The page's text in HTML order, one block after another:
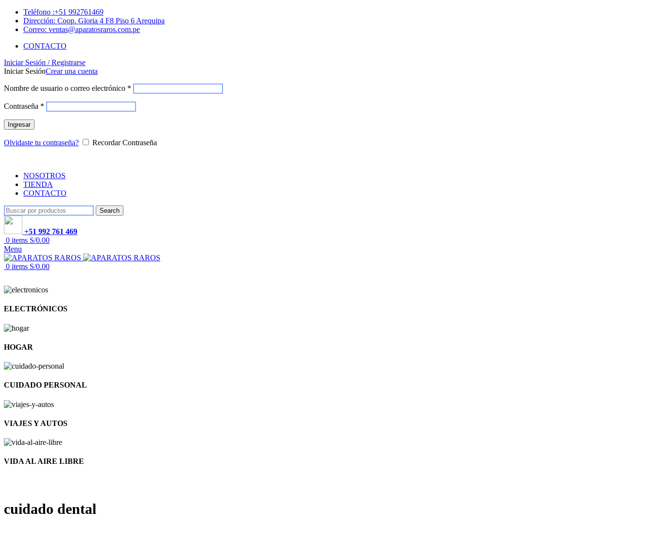
Teléfono :+51 992761469
Dirección: Coop. Gloria 4 F8 Piso 6 Arequipa
Correo: ventas@aparatosraros.com.pe
CONTACTO
Iniciar Sesión / Registrarse
Iniciar SesiónCrear una cuenta
Nombre de usuario o correo electrónico *
Contraseña *
Ingresar
Olvidaste tu contraseña? Recordar Contraseña
NOSOTROS
TIENDA
CONTACTO
Search
+51 992 761 469
0 items S/0.00
Menu
0 items S/0.00
ELECTRÓNICOS
HOGAR
CUIDADO PERSONAL
VIAJES Y AUTOS
VIDA AL AIRE LIBRE
cuidado dental